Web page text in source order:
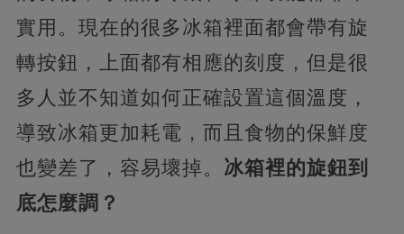
實用。現在的很多冰箱裡面都會帶有旋
轉按鈕，上面都有相應的刻度，但是很
多人並不知道如何正確設置這個溫度，
導致冰箱更加耗電，而且食物的保鮮度
也變差了，容易壞掉。 冰箱裡的旋鈕到
底怎麼調？